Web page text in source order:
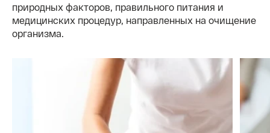
природных факторов, правильного питания и
медицинских процедур, направленных на очищение
организма.